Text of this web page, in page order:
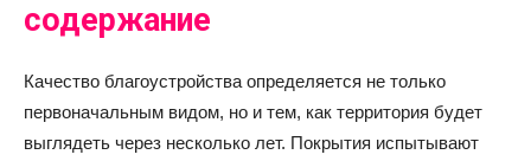
содержание
Качество благоустройства определяется не только
первоначальным видом, но и тем, как территория будет
выглядеть через несколько лет. Покрытия испытывают